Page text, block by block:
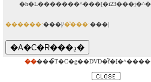
������:���|/�̔���:���|
��